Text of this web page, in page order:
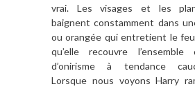
vrai. Les visages et les
baignent constamment dans
ou orangée qui entretient le
qu’elle recouvre l’ensemble
d’onirisme à tendance
Lorsque nous voyons Harry